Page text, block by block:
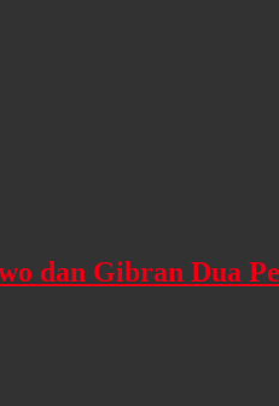
dan Gibran Dua